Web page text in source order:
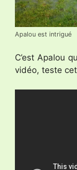
Apalou est intrigué
C’est Apalou
vidéo, teste